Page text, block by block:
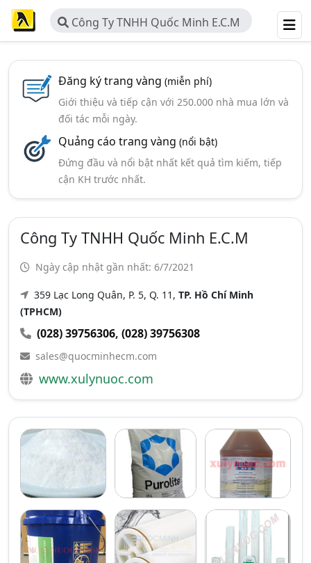
Công Ty TNHH Quốc Minh E.C.M
Đăng ký trang vàng (miễn phí)
Giới thiệu và tiếp cận với 250.000 nhà mua lớn và
đối tác mỗi ngày.
Quảng cáo trang vàng (nổi bật)
Đứng đầu và nổi bật nhất kết quả tìm kiếm, tiếp
cận KH trước nhất.
Công Ty TNHH Quốc Minh E.C.M
Ngày cập nhật gần nhất: 6/7/2021
359 Lạc Long Quân, P. 5, Q. 11, TP. Hồ Chí Minh
(TPHCM)
(028) 39756306, (028) 39756308
sales@quocminhecm.com
www.xulynuoc.com